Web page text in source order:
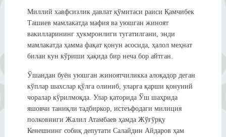
Миллий хавфсизлик давлат қўмитаси раиси Қамчибек
Ташиев мамлакатда мафия ва уюшган жиноят
вакилларининг ҳукмронлиги тугатилгани, энди
мамлакатда ҳамма фақат қонун асосида, ҳалол меҳнат
билан кун кўриши ҳақида бир неча бор айтган.
Ўшандан буён уюшган жиноятчиликка алоқадор деган
кўплар шахслар қўлга олиниб, уларга қарши қонуний
чоралар кўрилмоқда. Улар қаторида Ўш шаҳрида
яшовчи таниқли тадбиркор, истеъфодаги милиция
полковниги Жалил Атамбаев ҳамда Жўғўрқу
Кенешнинг собиқ депутати Салайдин Айдаров ҳам